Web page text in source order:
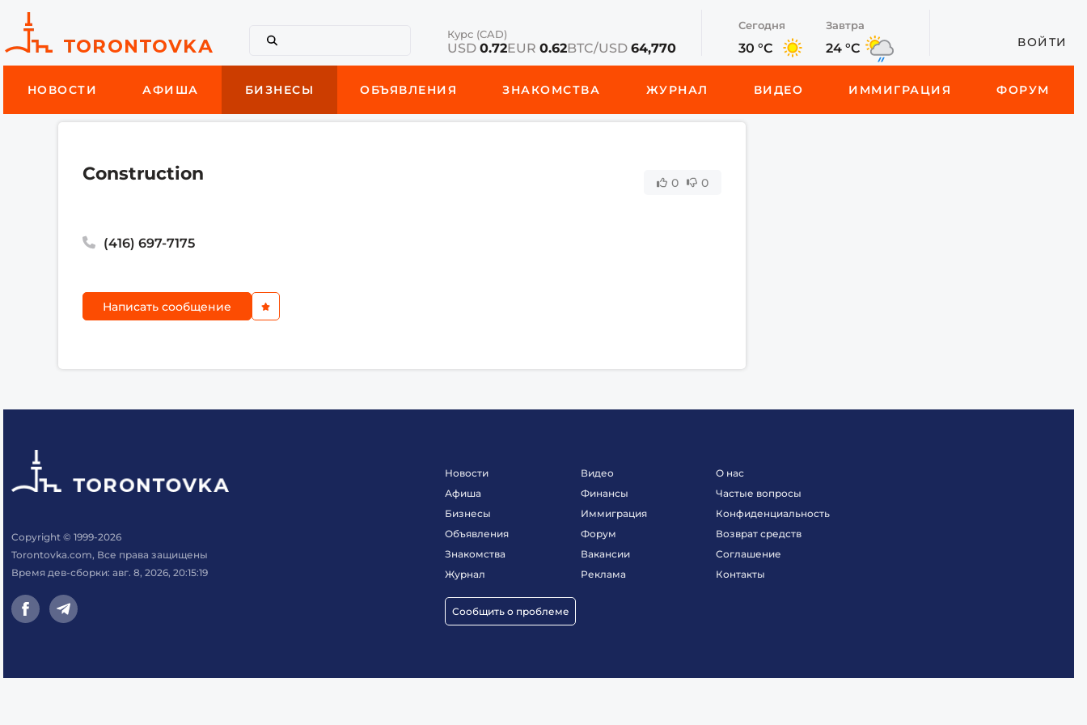
Курс (CAD)
USD 0.72EUR 0.62BTC/USD 64,770
Сегодня
30 °C
Завтра
24 °C ВОЙТИ
НОВОСТИ АФИША БИЗНЕСЫ ОБЪЯВЛЕНИЯ ЗНАКОМСТВА ЖУРНАЛ ВИДЕО ИММИГРАЦИЯ ФОРУМ
Сonstruction 0 0
(416) 697-7175
Написать сообщение
Copyright © 1999-2026
Torontovka.com, Все права защищены
Время дев-сборки: авг. 8, 2026, 20:15:19
Новости
Афиша
Бизнесы
Объявления
Знакомства
Журнал
Сообщить о проблеме
Видео
Финансы
Иммиграция
Форум
Вакансии
Реклама
О нас
Частые вопросы
Конфиденциальность
Возврат средств
Соглашение
Контакты